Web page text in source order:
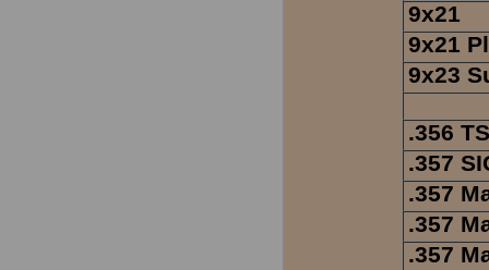
9x21
9x21
9x23
.356
.357
.357
.357
.357